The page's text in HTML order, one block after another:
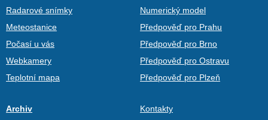
Radarové snímky
Meteostanice
Počasí u vás
Webkamery
Teplotní mapa
Numerický model
Předpověď pro Prahu
Předpověď pro Brno
Předpověď pro Ostravu
Předpověď pro Plzeň
Archiv
Kontakty